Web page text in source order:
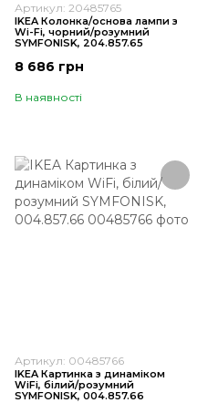
Артикул: 20485765
IKEA Колонка/основа лампи з
Wi-Fi, чорний/розумний
SYMFONISK, 204.857.65
8 686 грн
В наявності
Артикул: 00485766
IKEA Картинка з динаміком
WiFi, білий/розумний
SYMFONISK, 004.857.66